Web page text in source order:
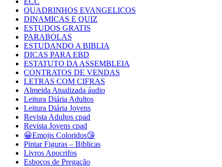
QUADRINHOS EVANGELICOS
DINAMICAS E QUIZ
ESTUDOS GRATIS
PARABOLAS
ESTUDANDO A BIBLIA
DICAS PARA EBD
ESTATUTO DA ASSEMBLEIA
CONTRATOS DE VENDAS
LETRAS COM CIFRAS
Almeida Atualizada áudio
Leitura Diária Adultos
Leitura Diária Jovens
Revista Adultos cpad
Revista Jovens cpad
😀Emojis Coloridos😘
Pintar Figuras – Biblicas
Livros Apocrifos
Esboços de Pregação